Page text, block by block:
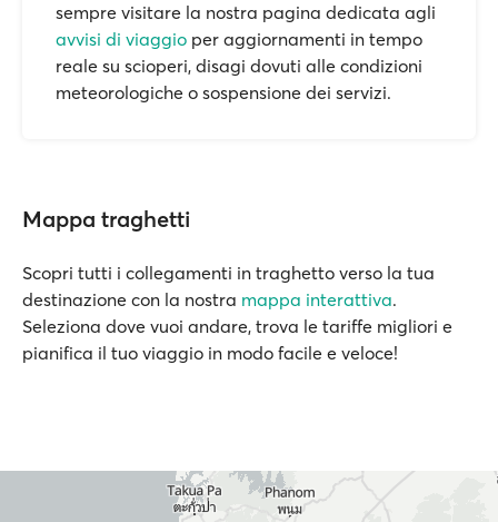
sempre visitare la nostra pagina dedicata agli
avvisi di viaggio per aggiornamenti in tempo
reale su scioperi, disagi dovuti alle condizioni
meteorologiche o sospensione dei servizi.
Mappa traghetti
Scopri tutti i collegamenti in traghetto verso la tua
destinazione con la nostra mappa interattiva.
Seleziona dove vuoi andare, trova le tariffe migliori e
pianifica il tuo viaggio in modo facile e veloce!